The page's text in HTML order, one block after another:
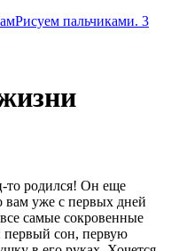
Рисуем пальчиками. 3
родился! Он еще
вам уже с первых дней
все самые сокровенные
сон, первую